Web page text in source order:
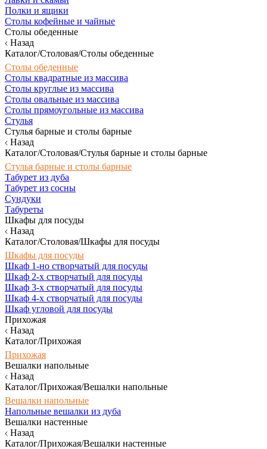
Полки и ящики
Столы кофейные и чайные
Столы обеденные
Назад
Каталог/Столовая/Столы обеденные
Столы обеденные
Столы квадратные из массива
Столы круглые из массива
Столы овальные из массива
Столы прямоугольные из массива
Стулья
Стулья барные и столы барные
Назад
Каталог/Столовая/Стулья барные и столы барные
Стулья барные и столы барные
Табурет из дуба
Табурет из сосны
Сундуки
Табуреты
Шкафы для посуды
Назад
Каталог/Столовая/Шкафы для посуды
Шкафы для посуды
Шкаф 1-но створчатый для посуды
Шкаф 2-х створчатый для посуды
Шкаф 3-х створчатый для посуды
Шкаф 4-х створчатый для посуды
Шкаф угловой для посуды
Прихожая
Назад
Каталог/Прихожая
Прихожая
Вешалки напольные
Назад
Каталог/Прихожая/Вешалки напольные
Вешалки напольные
Напольные вешалки из дуба
Вешалки настенные
Назад
Каталог/Прихожая/Вешалки настенные